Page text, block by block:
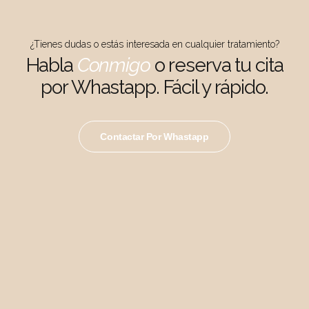
¿Tienes dudas o estás interesada en cualquier tratamiento?
Habla Conmigoo reserva tu cita
por Whastapp. Fácil y rápido.
Contactar Por Whastapp